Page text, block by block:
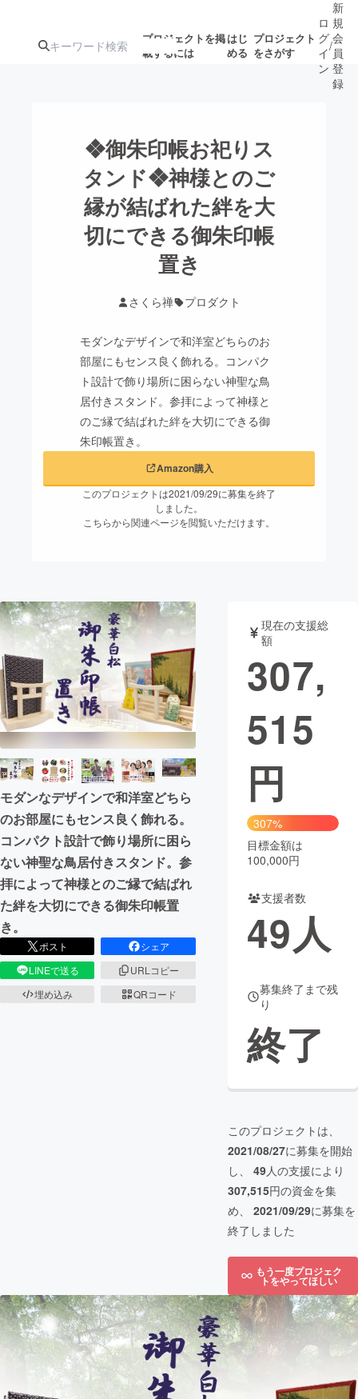
プロジェクトを掲
載するには
はじ
める
プロジェクト
をさがす
注目のリ
ターン
注目の新着プロ
ジェクト
募集終了が近いプ
ロジェクト
アート・写真
テクノロジー・ガジェット
映像・映画
ビジネス・起業
まちづくり・地域活性化
CAMPFIRE for Social Good
CAMPFIREふるさと納税
machi-ya
ロ
グ
イ
ン
/
新
規
会
員
登
録
❖御朱印帳お祀りス
タンド❖神様とのご
縁が結ばれた絆を大
切にできる御朱印帳
置き
さくら禅 プロダクト
モダンなデザインで和洋室どちらのお
部屋にもセンス良く飾れる。コンパク
ト設計で飾り場所に困らない神聖な鳥
居付きスタンド。参拝によって神様と
のご縁で結ばれた絆を大切にできる御
朱印帳置き。
Amazon購入
このプロジェクトは2021/09/29に募集を終了
しました。
こちらから関連ページを閲覧いただけます。
モダンなデザインで和洋室どちら
のお部屋にもセンス良く飾れる。
コンパクト設計で飾り場所に困ら
ない神聖な鳥居付きスタンド。参
拝によって神様とのご縁で結ばれ
た絆を大切にできる御朱印帳置
き。
ポスト
シェア
LINEで送る
URLコピー
埋め込み
QRコード
現在の支援総
額
307,
515
円
307%
目標金額は
100,000円
支援者数
49人
募集終了まで残
り
終了
このプロジェクトは、
2021/08/27に募集を開始
し、 49人の支援により
307,515円の資金を集
め、 2021/09/29に募集を
終了しました
もう一度プロジェク
トをやってほしい